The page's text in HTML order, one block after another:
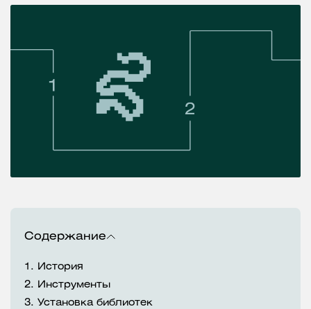
Содержание
1.
История
2.
Инструменты
3. Установка библиотек